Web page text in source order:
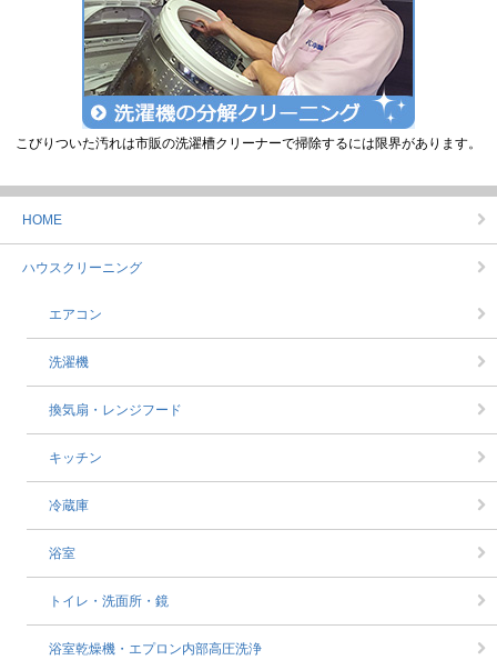
こびりついた汚れは市販の洗濯槽クリーナーで掃除するには限界があります。
HOME
ハウスクリーニング
エアコン
洗濯機
換気扇・レンジフード
キッチン
冷蔵庫
浴室
トイレ・洗面所・鏡
浴室乾燥機・エプロン内部高圧洗浄